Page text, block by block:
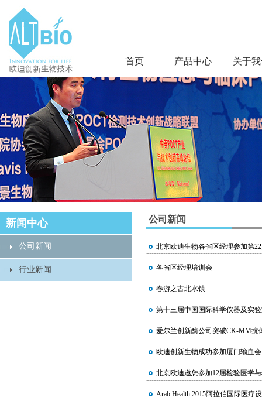
首页 产品中心 关于
新闻中心
公司新闻
行业新闻
公司新闻
北京欧迪生物各省区经理参加第
各省区经理培训会
春游之古北水镇
第十三届中国国际科学仪器及实
爱尔兰创新酶公司突破CK-MM抗
欧迪创新生物成功参加厦门输血会
北京欧迪邀您参加12届检验医学
Arab Health 2015阿拉伯国际医疗